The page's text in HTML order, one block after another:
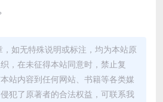
如无特殊说明或标注，均为本站原
，在未征得本站同意时，禁止复
站内容到任何网站、书籍等各类媒
犯了原著者的合法权益，可联系我